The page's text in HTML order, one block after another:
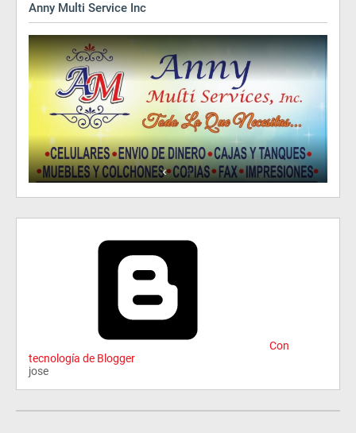
Anny Multi Service Inc
Con
tecnología de Blogger
jose